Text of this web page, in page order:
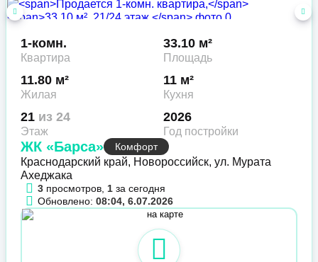
1-комн.
Квартира
33.10 м²
Площадь
11.80 м²
Жилая
11 м²
Кухня
21 из 24
Этаж
2026
Год постройки
ЖК «Барса» Комфорт
Краснодарский край, Новороссийск, ул. Мурата
Ахеджака
3 просмотров, 1 за сегодня
Обновлено: 08:04, 6.07.2026